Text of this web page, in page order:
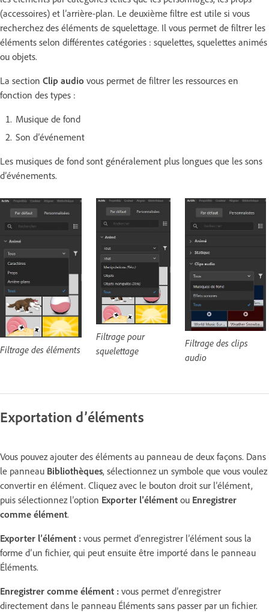
(accessoires) et l’arrière-plan. Le deuxième filtre est utile si vous
recherchez des éléments de squelettage. Il vous permet de filtrer les
éléments selon différentes catégories : squelettes, squelettes animés
ou objets.
La section Clip audio vous permet de filtrer les ressources en
fonction des types :
Musique de fond
Son d’événement
Les musiques de fond sont généralement plus longues que les sons
d’événements.
Filtrage des éléments
Filtrage pour
squelettage
Filtrage des clips
audio
Exportation d’éléments
Vous pouvez ajouter des éléments au panneau de deux façons. Dans
le panneau Bibliothèques, sélectionnez un symbole que vous voulez
convertir en élément. Cliquez avec le bouton droit sur l’élément,
puis sélectionnez l’option Exporter l’élément ou Enregistrer
comme élément.
Exporter l’élément : vous permet d’enregistrer l’élément sous la
forme d’un fichier, qui peut ensuite être importé dans le panneau
Éléments.
Enregistrer comme élément : vous permet d’enregistrer
directement dans le panneau Éléments sans passer par un fichier.